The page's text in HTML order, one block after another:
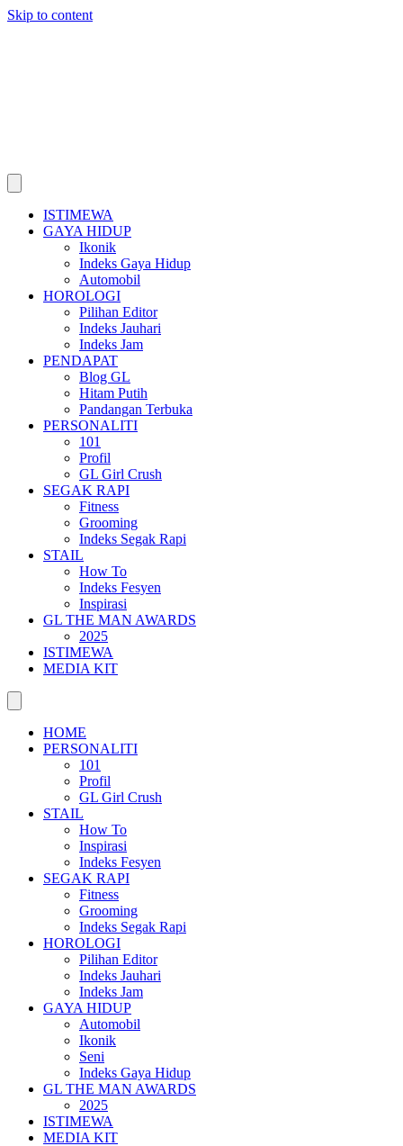
Skip to content
ISTIMEWA
GAYA HIDUP
Ikonik
Indeks Gaya Hidup
Automobil
HOROLOGI
Pilihan Editor
Indeks Jauhari
Indeks Jam
PENDAPAT
Blog GL
Hitam Putih
Pandangan Terbuka
PERSONALITI
101
Profil
GL Girl Crush
SEGAK RAPI
Fitness
Grooming
Indeks Segak Rapi
STAIL
How To
Indeks Fesyen
Inspirasi
GL THE MAN AWARDS
2025
ISTIMEWA
MEDIA KIT
HOME
PERSONALITI
101
Profil
GL Girl Crush
STAIL
How To
Inspirasi
Indeks Fesyen
SEGAK RAPI
Fitness
Grooming
Indeks Segak Rapi
HOROLOGI
Pilihan Editor
Indeks Jauhari
Indeks Jam
GAYA HIDUP
Automobil
Ikonik
Seni
Indeks Gaya Hidup
GL THE MAN AWARDS
2025
ISTIMEWA
MEDIA KIT